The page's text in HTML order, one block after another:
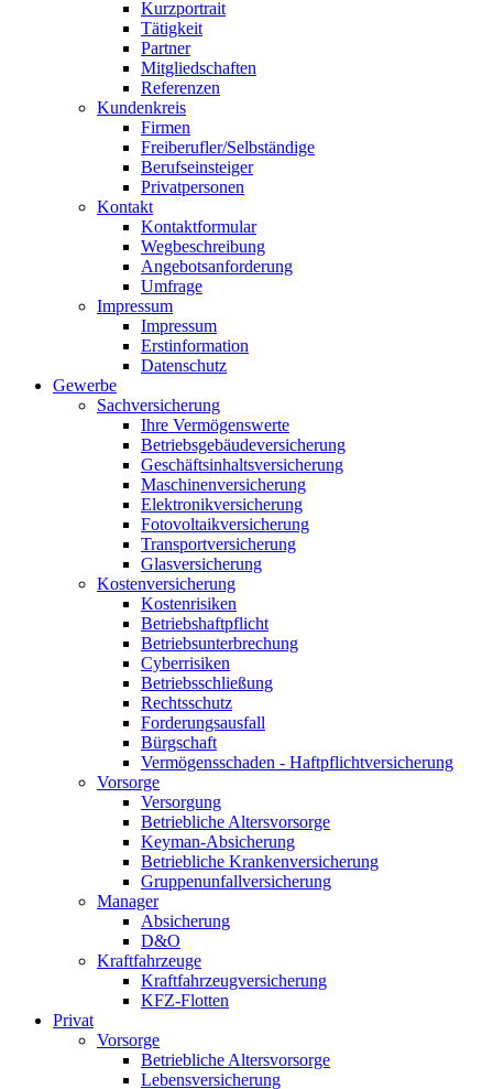
Kurzportrait
Tätigkeit
Partner
Mitgliedschaften
Referenzen
Kundenkreis
Firmen
Freiberufler/Selbständige
Berufseinsteiger
Privatpersonen
Kontakt
Kontaktformular
Wegbeschreibung
Angebotsanforderung
Umfrage
Impressum
Impressum
Erstinformation
Datenschutz
Gewerbe
Sachversicherung
Ihre Vermögenswerte
Betriebsgebäudeversicherung
Geschäftsinhaltsversicherung
Maschinenversicherung
Elektronikversicherung
Fotovoltaikversicherung
Transportversicherung
Glasversicherung
Kostenversicherung
Kostenrisiken
Betriebshaftpflicht
Betriebsunterbrechung
Cyberrisiken
Betriebsschließung
Rechtsschutz
Forderungsausfall
Bürgschaft
Vermögensschaden - Haftpflichtversicherung
Vorsorge
Versorgung
Betriebliche Altersvorsorge
Keyman-Absicherung
Betriebliche Krankenversicherung
Gruppenunfallversicherung
Manager
Absicherung
D&O
Kraftfahrzeuge
Kraftfahrzeugversicherung
KFZ-Flotten
Privat
Vorsorge
Betriebliche Altersvorsorge
Lebensversicherung